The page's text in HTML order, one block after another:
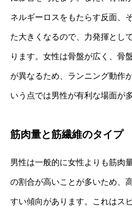
ネルギーロスをもたらす反面、
た大きくなるので、力発揮とし
ります。女性は骨盤が広く、骨
が異なるため、ランニング動作
いう点では男性が有利な場面が
筋肉量と筋繊維のタイプ
男性は一般的に女性よりも筋肉
の割合が高いことが多いため、
すい傾向があります。これはス